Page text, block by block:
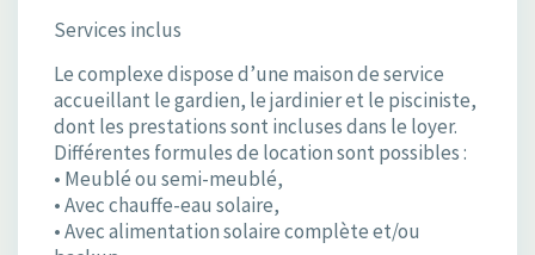
Services inclus
Le complexe dispose d’une maison de service
accueillant le gardien, le jardinier et le pisciniste,
dont les prestations sont incluses dans le loyer.
Différentes formules de location sont possibles :
• Meublé ou semi-meublé,
• Avec chauffe-eau solaire,
• Avec alimentation solaire complète et/ou